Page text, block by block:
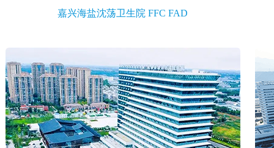
嘉兴海盐沈荡卫生院 FFC FAD